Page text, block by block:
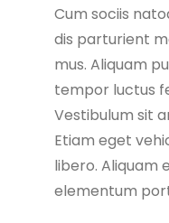
Cum sociis
dis parturient
mus. Aliquam
tempor luctus
Vestibulum sit
Etiam eget
libero. Aliquam
elementum